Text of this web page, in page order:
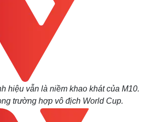
hiệu vẫn là niềm khao khát của M10.
trường hợp vô địch World Cup.